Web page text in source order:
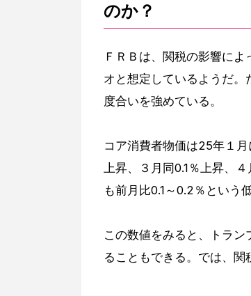
のか？
ＦＲＢは、関税の影響に
オと想定しているようだ
度合いを強めている。
コア消費者物価は25年１
上昇、３月同0.1％上昇、
も前月比0.1～0.2％という
この数値をみると、トラ
ることもできる。では、関